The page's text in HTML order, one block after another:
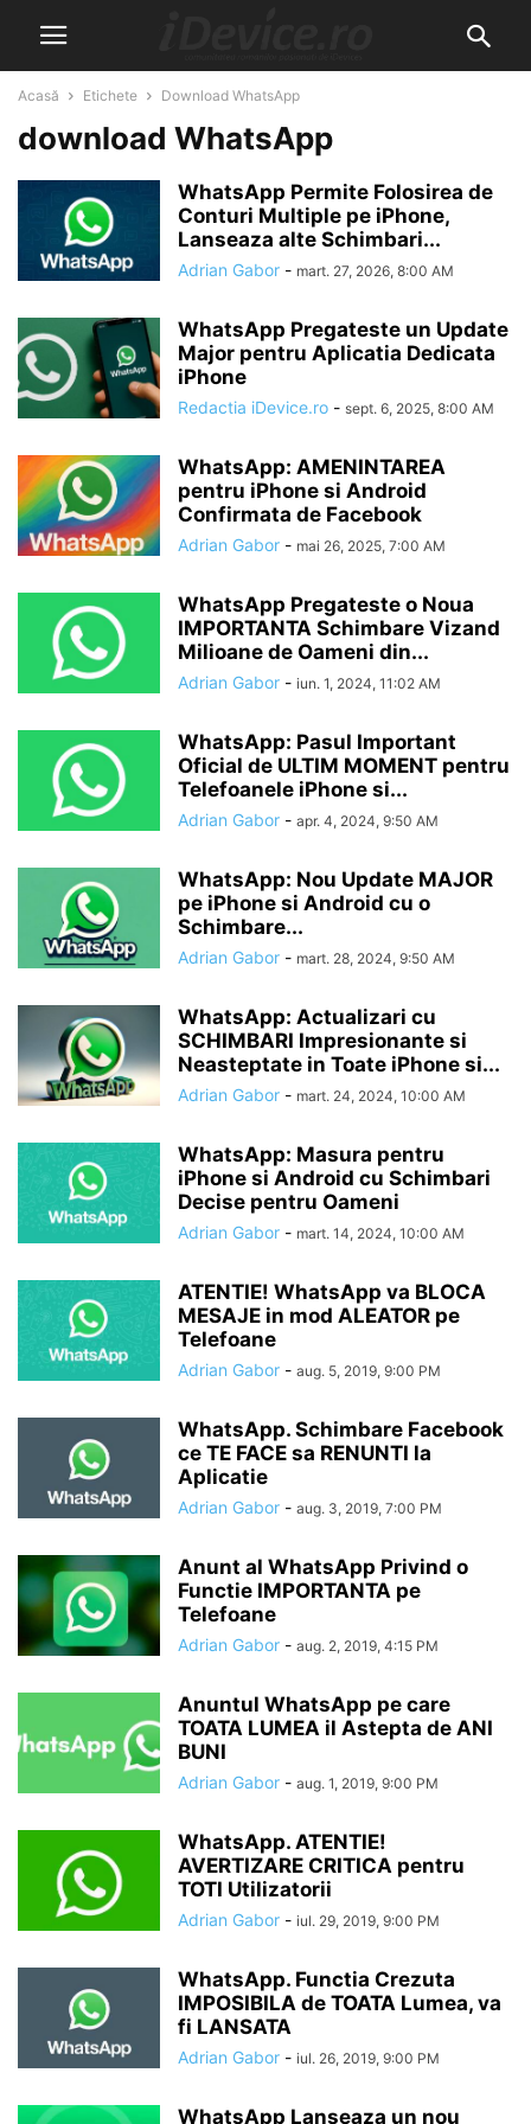
Acasă Etichete Download WhatsApp
download WhatsApp
WhatsApp Permite Folosirea de
Conturi Multiple pe iPhone,
Lanseaza alte Schimbari...
Adrian Gabor - mart. 27, 2026, 8:00 AM
WhatsApp Pregateste un Update
Major pentru Aplicatia Dedicata
iPhone
Redactia iDevice.ro - sept. 6, 2025, 8:00 AM
WhatsApp: AMENINTAREA
pentru iPhone si Android
Confirmata de Facebook
Adrian Gabor - mai 26, 2025, 7:00 AM
WhatsApp Pregateste o Noua
IMPORTANTA Schimbare Vizand
Milioane de Oameni din...
Adrian Gabor - iun. 1, 2024, 11:02 AM
WhatsApp: Pasul Important
Oficial de ULTIM MOMENT pentru
Telefoanele iPhone si...
Adrian Gabor - apr. 4, 2024, 9:50 AM
WhatsApp: Nou Update MAJOR
pe iPhone si Android cu o
Schimbare...
Adrian Gabor - mart. 28, 2024, 9:50 AM
WhatsApp: Actualizari cu
SCHIMBARI Impresionante si
Neasteptate in Toate iPhone si...
Adrian Gabor - mart. 24, 2024, 10:00 AM
WhatsApp: Masura pentru
iPhone si Android cu Schimbari
Decise pentru Oameni
Adrian Gabor - mart. 14, 2024, 10:00 AM
ATENTIE! WhatsApp va BLOCA
MESAJE in mod ALEATOR pe
Telefoane
Adrian Gabor - aug. 5, 2019, 9:00 PM
WhatsApp. Schimbare Facebook
ce TE FACE sa RENUNTI la
Aplicatie
Adrian Gabor - aug. 3, 2019, 7:00 PM
Anunt al WhatsApp Privind o
Functie IMPORTANTA pe
Telefoane
Adrian Gabor - aug. 2, 2019, 4:15 PM
Anuntul WhatsApp pe care
TOATA LUMEA il Astepta de ANI
BUNI
Adrian Gabor - aug. 1, 2019, 9:00 PM
WhatsApp. ATENTIE!
AVERTIZARE CRITICA pentru
TOTI Utilizatorii
Adrian Gabor - iul. 29, 2019, 9:00 PM
WhatsApp. Functia Crezuta
IMPOSIBILA de TOATA Lumea, va
fi LANSATA
Adrian Gabor - iul. 26, 2019, 9:00 PM
WhatsApp Lanseaza un nou